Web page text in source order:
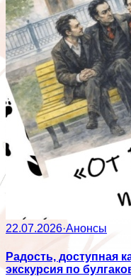
22.07.2026·Анонсы
Радость, доступная
экскурсия по